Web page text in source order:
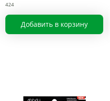
424
Добавить в корзину